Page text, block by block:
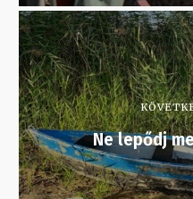
Ne lepődj